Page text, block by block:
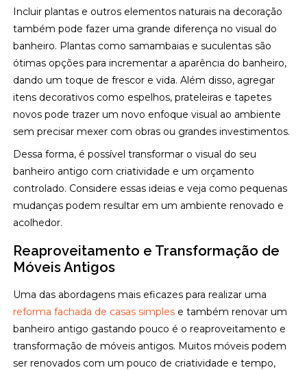
Incluir plantas e outros elementos naturais na decoração
também pode fazer uma grande diferença no visual do
banheiro. Plantas como samambaias e suculentas são
ótimas opções para incrementar a aparência do banheiro,
dando um toque de frescor e vida. Além disso, agregar
itens decorativos como espelhos, prateleiras e tapetes
novos pode trazer um novo enfoque visual ao ambiente
sem precisar mexer com obras ou grandes investimentos.
Dessa forma, é possível transformar o visual do seu
banheiro antigo com criatividade e um orçamento
controlado. Considere essas ideias e veja como pequenas
mudanças podem resultar em um ambiente renovado e
acolhedor.
Reaproveitamento e Transformação de
Móveis Antigos
Uma das abordagens mais eficazes para realizar uma
reforma fachada de casas simples e também renovar um
banheiro antigo gastando pouco é o reaproveitamento e
transformação de móveis antigos. Muitos móveis podem
ser renovados com um pouco de criatividade e tempo,